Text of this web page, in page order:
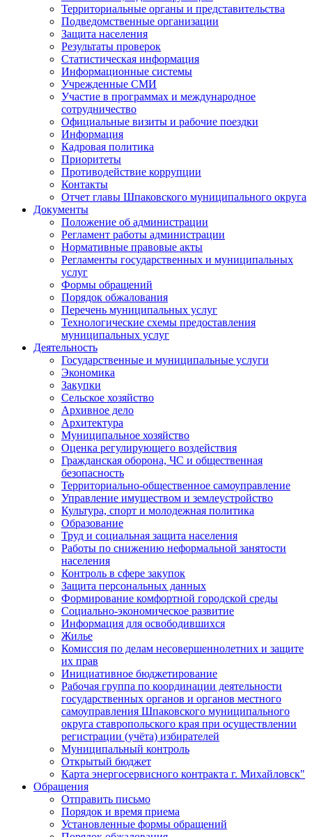
Территориальные органы и представительства
Подведомственные организации
Защита населения
Результаты проверок
Статистическая информация
Информационные системы
Учрежденные СМИ
Участие в программах и международное
сотрудничество
Официальные визиты и рабочие поездки
Информация
Кадровая политика
Приоритеты
Противодействие коррупции
Контакты
Отчет главы Шпаковского муниципального округа
Документы
Положение об администрации
Регламент работы администрации
Нормативные правовые акты
Регламенты государственных и муниципальных
услуг
Формы обращений
Порядок обжалования
Перечень муниципальных услуг
Технологические схемы предоставления
муниципальных услуг
Деятельность
Государственные и муниципальные услуги
Экономика
Закупки
Сельское хозяйство
Архивное дело
Архитектура
Муниципальное хозяйство
Оценка регулирующего воздействия
Гражданская оборона, ЧС и общественная
безопасность
Территориально-общественное самоуправление
Управление имуществом и землеустройство
Культура, спорт и молодежная политика
Образование
Труд и социальная защита населения
Работы по снижению неформальной занятости
населения
Контроль в сфере закупок
Защита персональных данных
Формирование комфортной городской среды
Социально-экономическое развитие
Информация для освободившихся
Жилье
Комиссия по делам несовершеннолетних и защите
их прав
Инициативное бюджетирование
Рабочая группа по координации деятельности
государственных органов и органов местного
самоуправления Шпаковского муниципального
округа ставропольского края при осуществлении
регистрации (учёта) избирателей
Муниципальный контроль
Открытый бюджет
Карта энергосервисного контракта г. Михайловск"
Обращения
Отправить письмо
Порядок и время приема
Установленные формы обращений